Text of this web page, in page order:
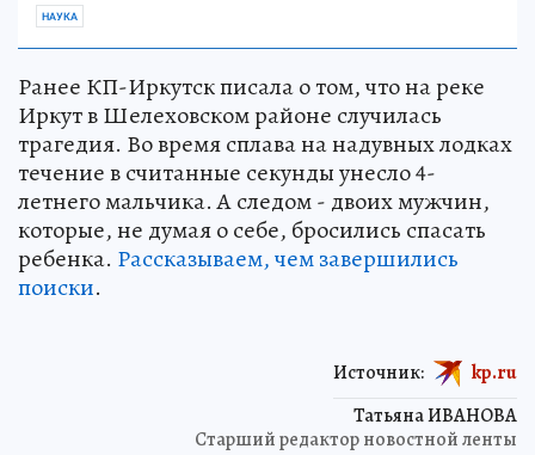
НАУКА
Ранее КП-Иркутск писала о том, что на реке
Иркут в Шелеховском районе случилась
трагедия. Во время сплава на надувных лодках
течение в считанные секунды унесло 4-
летнего мальчика. А следом - двоих мужчин,
которые, не думая о себе, бросились спасать
ребенка. Рассказываем, чем завершились
поиски.
Татьяна ИВАНОВА
Старший редактор новостной ленты
Источник: kp.ru